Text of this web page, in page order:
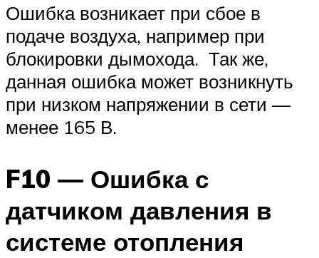
Ошибка возникает при сбое в
подаче воздуха, например при
блокировки дымохода. Так же,
данная ошибка может возникнуть
при низком напряжении в сети —
менее 165 В.
F10 — Ошибка с
датчиком давления в
системе отопления